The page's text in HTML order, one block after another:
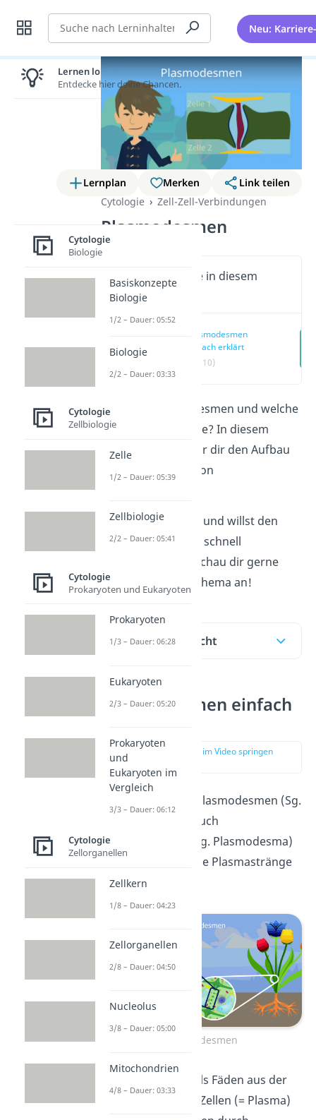
Suche Neu:
Lernplan Merken
Link teilen
Cytologie
Zell-Zell-Verbindungen
Plasmodesmen
Wichtige Inhalte in diesem
Video
Plasmodesmen
einfach erklärt
(00:10)
Was sind Plasmodesmen und welche
Aufgabe erfüllen sie? In diesem
Beitrag erklären wir dir den Aufbau
und die Funktion von
Du hast wenig Zeit und willst den
Inhalt des Beitrags schnell
verstehen? Dann schau dir gerne
unser
Video zum Thema an!
Inhaltsübersicht
Plasmodesmen einfach
zur Stelle im Video springen
Die sogenannten Plasmodesmen (Sg.
Plasmodesmos), auch
Plasmodesmata (Sg. Plasmodesma)
genannt, sind kleine Plasmastränge
inPflanzenzellen
Plasmodesmen
Du kannst sie dir als Fäden aus der
Grundsubstanz in Zellen (= Plasma)
Lernen lohnt sich!
Entdecke hier deine Chancen.
Cytologie
Biologie
Basiskonzepte
Biologie
1/2 – Dauer: 05:52
Biologie
2/2 – Dauer: 03:33
Cytologie
Zellbiologie
Zelle
1/2 – Dauer: 05:39
Zellbiologie
2/2 – Dauer: 05:41
Cytologie
Prokaryoten und Eukaryoten
Prokaryoten
1/3 – Dauer: 06:28
Eukaryoten
2/3 – Dauer: 05:20
Prokaryoten
und
Eukaryoten im
Vergleich
3/3 – Dauer: 06:12
Cytologie
Zellorganellen
Zellkern
1/8 – Dauer: 04:23
Zellorganellen
2/8 – Dauer: 04:50
Nucleolus
3/8 – Dauer: 05:00
Mitochondrien
4/8 – Dauer: 03:33